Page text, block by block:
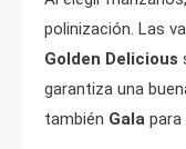
polinización. Las
Golden Delicious
garantiza una
también Gala para